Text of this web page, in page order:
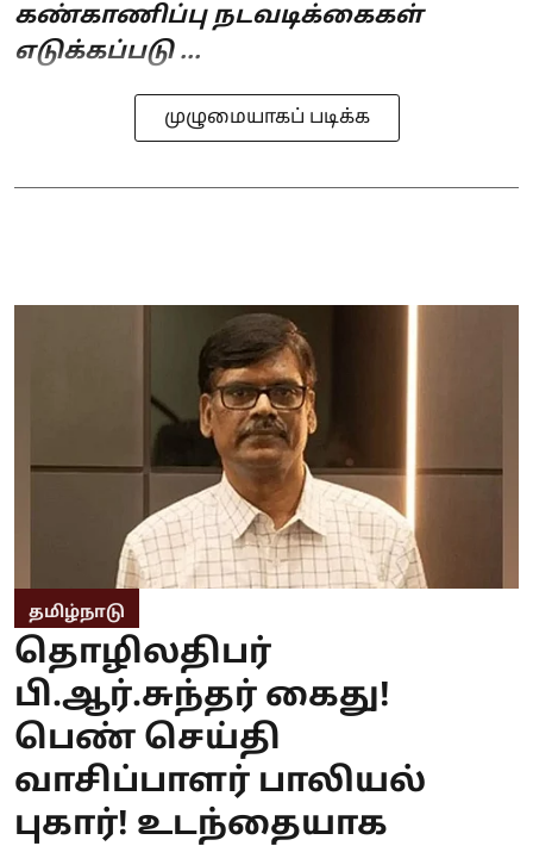
கண்காணிப்பு நடவடிக்கைகள்
எடுக்கப்படு ...
முழுமையாகப் படிக்க
தமிழ்நாடு
தொழிலதிபர்
பி.ஆர்.சுந்தர் கைது!
பெண் செய்தி
வாசிப்பாளர் பாலியல்
புகார்! உடந்தையாக